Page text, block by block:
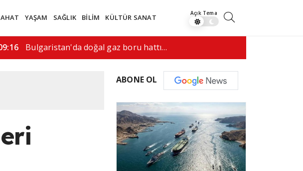
YAŞAM SAĞLIK BİLİM KÜLTÜR SANAT
"İran bizimle anlaşma yapmak istiyor"
ABONE OL